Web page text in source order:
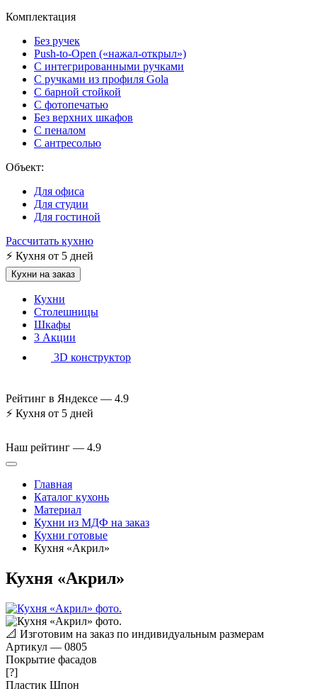
Комплектация
Без ручек
Push-to-Open («нажал-открыл»)
С интегрированными ручками
С ручками из профиля Gola
С барной стойкой
С фотопечатью
Без верхних шкафов
С пеналом
С антресолью
Объект:
Для офиса
Для студии
Для гостиной
Рассчитать кухню
⚡ Кухня от 5 дней
Кухни на заказ
Кухни
Столешницы
Шкафы
3 Акции
3D конструктор
Рейтинг в Яндексе — 4.9
⚡ Кухня от 5 дней
Наш рейтинг — 4.9
Главная
Каталог кухонь
Материал
Кухни из МДФ на заказ
Кухни готовые
Кухня «Акрил»
Кухня «Акрил»
📐 Изготовим на заказ по индивидуальным размерам
Артикул — 0805
Покрытие фасадов
[?]
Пластик Шпон